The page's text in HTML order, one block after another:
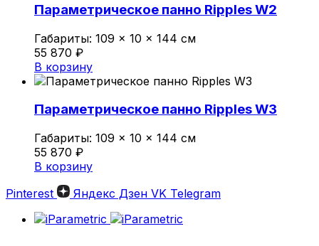
Параметрическое панно Ripples W2
Габариты: 109 × 10 × 144 см
55 870 ₽
В корзину
Параметрическое панно Ripples W3
Габариты: 109 × 10 × 144 см
55 870 ₽
В корзину
Pinterest
Яндекс Дзен VK Telegram